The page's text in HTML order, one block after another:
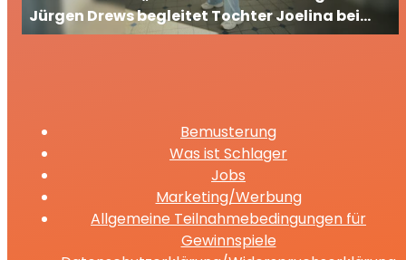
Jürgen Drews begleitet Tochter Joelina bei
ihrem großen TV-Auftritt
Bemusterung
Was ist Schlager
Jobs
Marketing/Werbung
Allgemeine Teilnahmebedingungen für
Gewinnspiele